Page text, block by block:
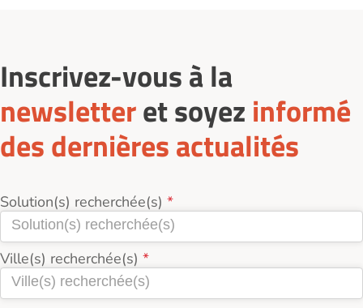
Inscrivez-vous à la
newsletteret soyez informé
des dernières actualités
Solution(s) recherchée(s)
Ville(s) recherchée(s)